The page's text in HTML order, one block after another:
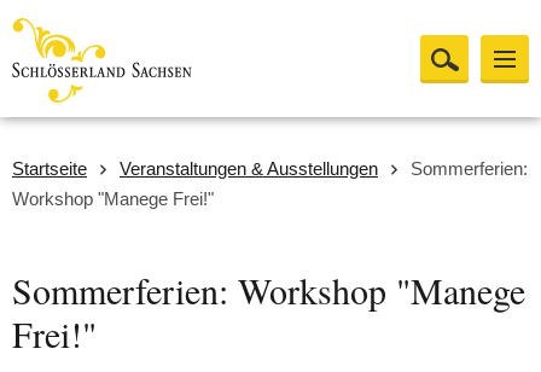
Startseite Veranstaltungen & Ausstellungen
Sommerferien:
Workshop "Manege Frei!"
Sommerferien: Workshop "Manege
Frei!"